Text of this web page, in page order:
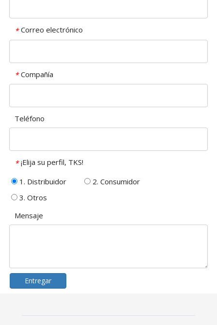
* Correo electrónico
* Compañía
Teléfono
* ¡Elija su perfil, TKS!
1. Distribuidor
2. Consumidor
3. Otros
Mensaje
Entregar